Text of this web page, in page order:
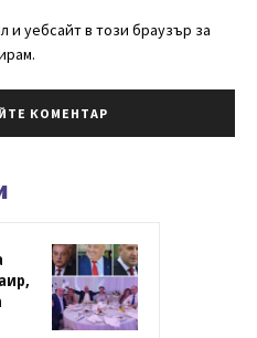
уебсайт в този браузър за